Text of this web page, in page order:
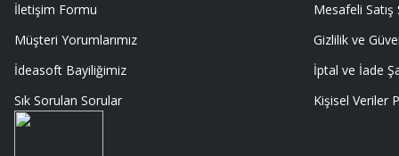
GAYET GÜZEL VE ÖZENLİ PAKETLENMİŞTİ
İletişim Formu
Müşteri Yorumlarımız
İdeasoft Bayiliğimiz
Sık Sorulan Sorular
Mesafeli
Gizlilik ve
İptal ve İade
Kişisel Veriler